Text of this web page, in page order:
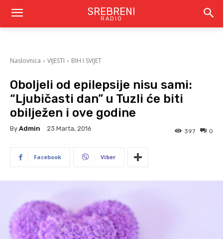
SREBRENI
RADIO
Naslovnica VIJESTI BIH I SVIJET
Oboljeli od epilepsije nisu sami:
“Ljubičasti dan” u Tuzli će biti
obilježen i ove godine
By Admin 23 Marta, 2016 0
397
Facebook Viber